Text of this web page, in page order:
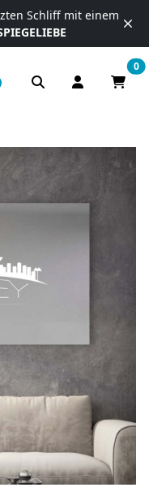
Schliff mit einem
Anmelden /
0
Sydney